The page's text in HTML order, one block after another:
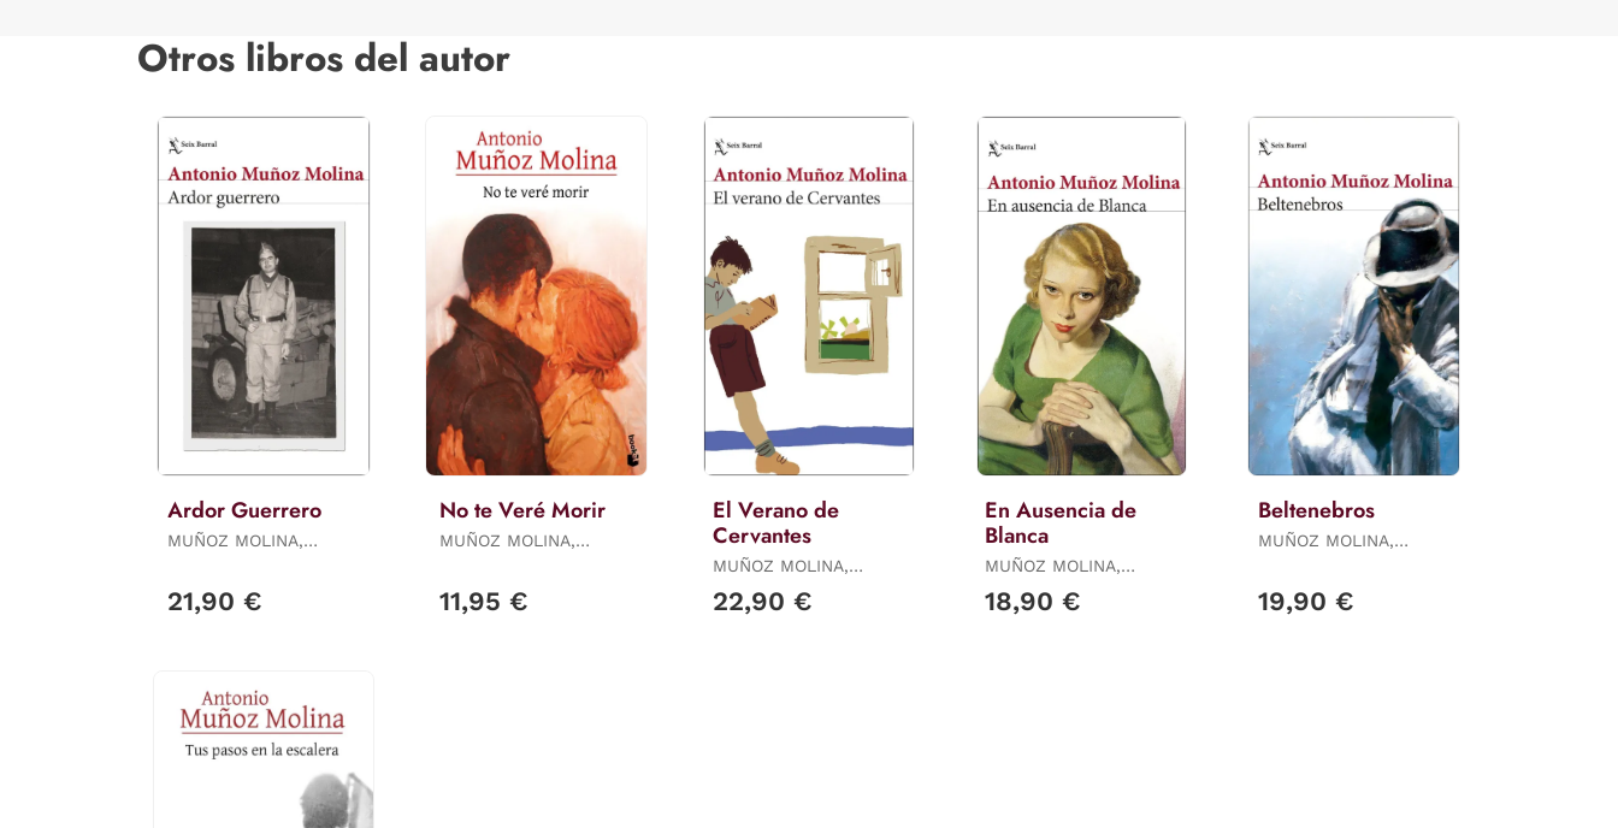
Otros libros del autor
Ardor Guerrero
MUÑOZ MOLINA,
21,90 €
No te Veré Morir
MUÑOZ MOLINA,
11,95 €
El Verano de
Cervantes
MUÑOZ MOLINA,
22,90 €
En Ausencia de
Blanca
MUÑOZ MOLINA,
18,90 €
Beltenebros
MUÑOZ MOLINA,
19,90 €